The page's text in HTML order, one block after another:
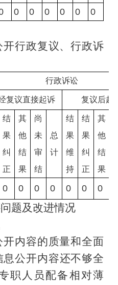
0 0 0 0 0 0
开行政复议、行政诉
行政诉讼
复议直接起诉 复议后起
结
果
纠
正
其
他
结
果
尚
未
审
结
总
计
结
果
维
持
结
果
纠
正
其
他
结
果
0 0 0 0 0 0 0
题及改进情况
内容的质量和全面
息公开内容还不够全
职人员配备相对薄